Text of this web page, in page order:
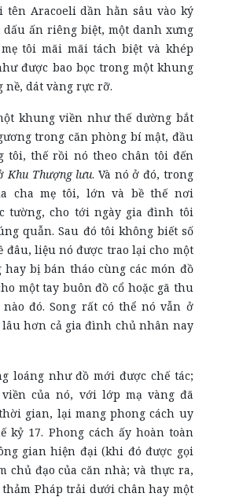
tên Aracoeli dần hằn sâu vào ký
ấn riêng biệt, một danh xưng
tôi mãi mãi tách biệt và khép
được bao bọc trong một khung
nề, dát vàng rực rỡ.
khung viền như thế dường bắt
trong căn phòng bí mật, đầu
tôi, thế rồi nó theo chân tôi đến
Khu Thượng lưu. Và nó ở đó, trong
cha mẹ tôi, lớn và bề thế nơi
tường, cho tới ngày gia đình tôi
quẫn. Sau đó tôi không biết số
đâu, liệu nó được trao lại cho một
bị bán tháo cùng các món đồ
một tay buôn đồ cổ hoặc gã thu
đó. Song rất có thể nó vẫn ở
hơn cả gia đình chủ nhân nay
loáng như đồ mới được chế tác;
của nó, với lớp mạ vàng đã
gian, lại mang phong cách uy
kỷ 17. Phong cách ấy hoàn toàn
gian hiện đại (khi đó được gọi
chủ đạo của căn nhà; và thực ra,
Pháp trải dưới chân hay một